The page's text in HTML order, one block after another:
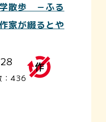
散歩 －ふる
家が綴るとや
：436